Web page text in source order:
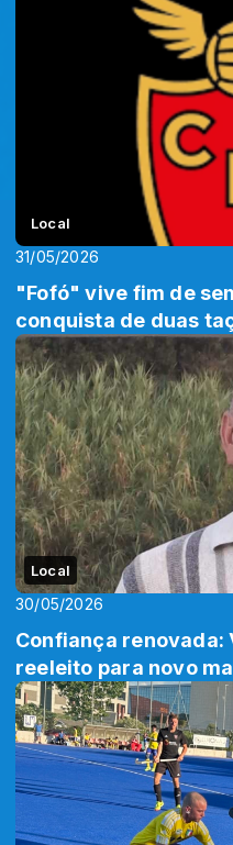
Local
31/05/2026
"Fofó" vive fim de
conquista de duas
Local
30/05/2026
Confiança renovada:
reeleito para novo